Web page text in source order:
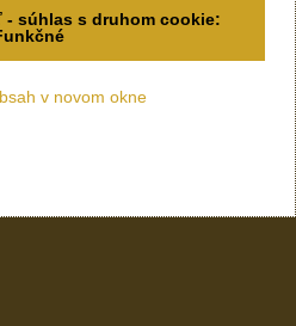
- súhlas s druhom cookie:
v novom okne